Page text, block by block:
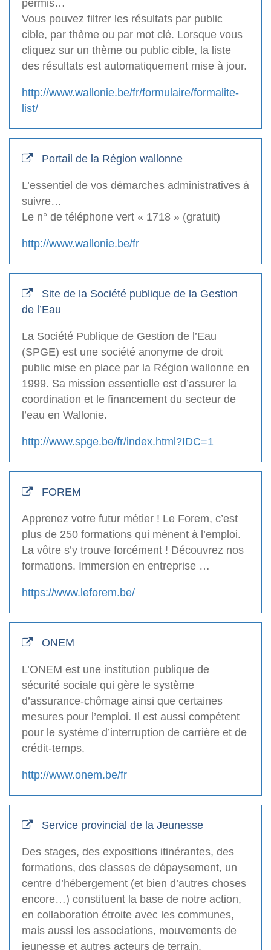
permis…
Vous pouvez filtrer les résultats par public
cible, par thème ou par mot clé. Lorsque vous
cliquez sur un thème ou public cible, la liste
des résultats est automatiquement mise à jour.
http://www.wallonie.be/fr/formulaire/formalite-
list/
Portail de la Région wallonne
L’essentiel de vos démarches administratives à
suivre…
Le n° de téléphone vert « 1718 » (gratuit)
http://www.wallonie.be/fr
Site de la Société publique de la Gestion
de l’Eau
La Société Publique de Gestion de l’Eau
(SPGE) est une société anonyme de droit
public mise en place par la Région wallonne en
1999. Sa mission essentielle est d’assurer la
coordination et le financement du secteur de
l’eau en Wallonie.
http://www.spge.be/fr/index.html?IDC=1
FOREM
Apprenez votre futur métier ! Le Forem, c’est
plus de 250 formations qui mènent à l’emploi.
La vôtre s’y trouve forcément ! Découvrez nos
formations. Immersion en entreprise …
https://www.leforem.be/
ONEM
L’ONEM est une institution publique de
sécurité sociale qui gère le système
d’assurance-chômage ainsi que certaines
mesures pour l’emploi. Il est aussi compétent
pour le système d’interruption de carrière et de
crédit-temps.
http://www.onem.be/fr
Service provincial de la Jeunesse
Des stages, des expositions itinérantes, des
formations, des classes de dépaysement, un
centre d’hébergement (et bien d’autres choses
encore…) constituent la base de notre action,
en collaboration étroite avec les communes,
mais aussi les associations, mouvements de
jeunesse et autres acteurs de terrain.